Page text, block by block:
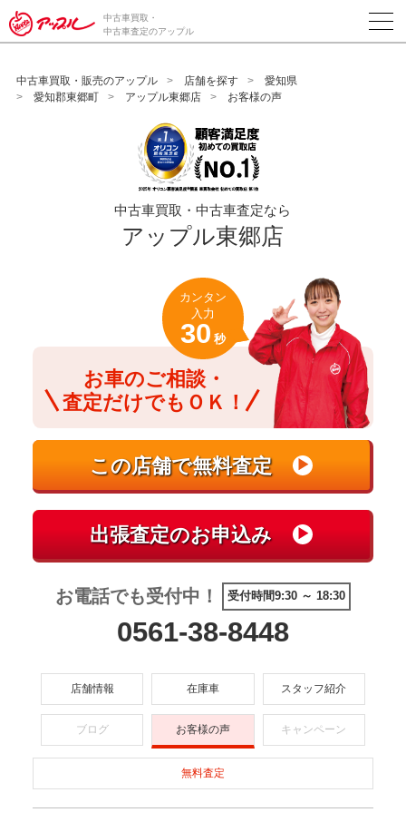
/*ABテスト_新規査定フォームの為のCVボタン*/
中古車買取・
中古車査定のアップル
中古車買取・販売のアップル 店舗を探す
愛知県
愛知郡東郷町
アップル東郷店 お客様の声
中古車買取・中古車査定なら
アップル東郷店
お車のご相談・
査定だけでもＯＫ！
カンタン
入力
30 秒
お電話でも受付中！ 受付時間9:30 ～ 18:30
0561-38-8448
店舗情報 在庫車 スタッフ紹介
ブログ お客様の声 キャンペーン
無料査定